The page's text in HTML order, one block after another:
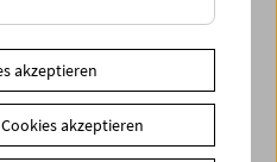
akzeptieren
akzeptieren